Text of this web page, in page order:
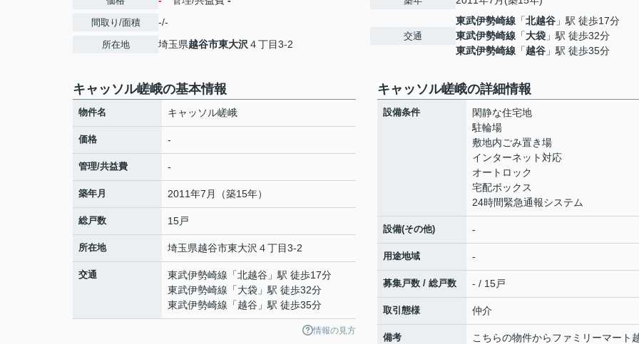
間取り/面積 -/-
所在地 埼玉県越谷市東大沢 ４丁目3-2
交通
東武伊勢崎線 「北越谷 」駅 徒歩17分
東武伊勢崎線 「大袋 」駅 徒歩32分
東武伊勢崎線 「越谷 」駅 徒歩35分
キャッソル嵯峨の基本情報
物件名 キャッソル嵯峨
価格 -
管理/共益費 -
築年月 2011年7月（築15年）
総戸数 15戸
所在地 埼玉県越谷市東大沢 ４丁目3-2
交通 東武伊勢崎線 「北越谷 」駅 徒歩17分
東武伊勢崎線 「大袋 」駅 徒歩32分
東武伊勢崎線 「越谷 」駅 徒歩35分
情報の見方
キャッソル嵯峨の詳細情報
設備条件
閑静な住宅地
駐輪場
敷地内ごみ置き場
インターネット対応
オートロック
宅配ボックス
24時間緊急通報システム
設備(その他) -
用途地域 -
募集戸数 / 総戸数 - / 15戸
取引態様 仲介
備考
こちらの物件からファミリーマート